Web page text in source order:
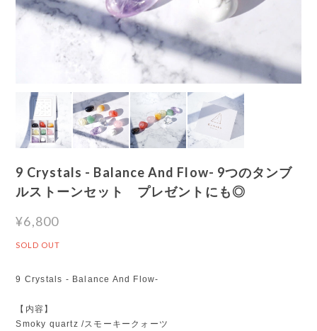
9 Crystals - Balance And Flow- 9つのタンブ
ルストーンセット プレゼントにも◎
¥6,800
SOLD OUT
9 Crystals - Balance And Flow-
【内容】
Smoky quartz /スモーキークォーツ